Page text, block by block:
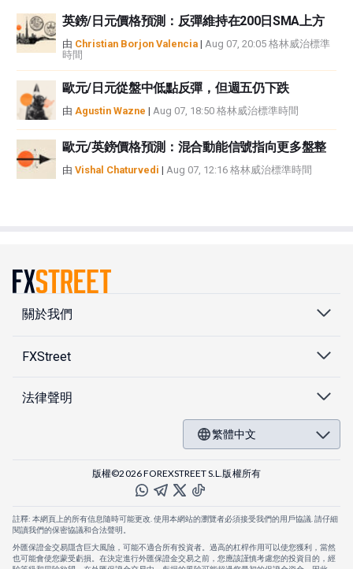
英鎊/日元價格預測：反彈維持在200日SMA上方
由 Christian Borjon Valencia | Aug 07, 20:05 格林威治標準
時間
歐元/日元從盤中低點反彈，但週五仍下跌
由 Agustin Wazne | Aug 07, 18:50 格林威治標準時間
歐元/英鎊價格預測：混合動能信號指向更多盤整
由 Vishal Chaturvedi | Aug 07, 12:16 格林威治標準時間
關於我們
FXStreet
法律聲明
繁體中文
版權©2026 FOREXSTREET S.L.版權所有
註釋: 本網頁上的所有信息隨時可能更改. 使用本網站的瀏覽者必須接受我們的用戶協議. 請仔細
閱讀我們的保密協議和合法聲明。
外匯保證金交易隱含巨大風險，可能不適合所有投資者。過高的杠桿作用可以使您獲利，當然
也可能會使您蒙受虧損。在決定進行外匯保證金交易之前，您應該謹慎考慮您的投資目的，經